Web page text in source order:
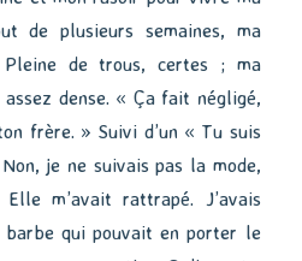
de plusieurs semaines, ma
de trous, certes ; ma
dense. « Ça fait négligé,
frère. » Suivi d’un « Tu suis
je ne suivais pas la mode,
m’avait rattrapé. J’avais
qui pouvait en porter le